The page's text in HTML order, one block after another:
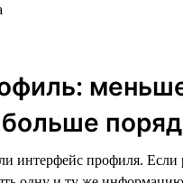
интерфейс профиля. Если